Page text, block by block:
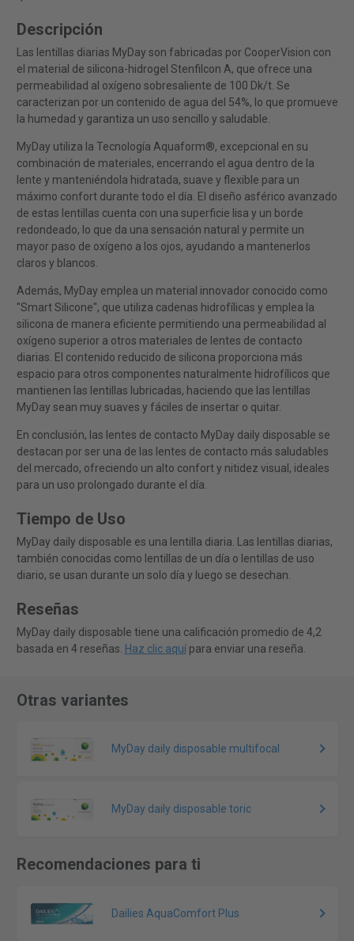
Descripción
Las lentillas diarias MyDay son fabricadas por CooperVision con
el material de silicona-hidrogel Stenfilcon A, que ofrece una
permeabilidad al oxígeno sobresaliente de 100 Dk/t. Se
caracterizan por un contenido de agua del 54%, lo que promueve
la humedad y garantiza un uso sencillo y saludable.
MyDay utiliza la Tecnología Aquaform®, excepcional en su
combinación de materiales, encerrando el agua dentro de la
lente y manteniéndola hidratada, suave y flexible para un
máximo confort durante todo el día. El diseño asférico avanzado
de estas lentillas cuenta con una superficie lisa y un borde
redondeado, lo que da una sensación natural y permite un
mayor paso de oxígeno a los ojos, ayudando a mantenerlos
claros y blancos.
Además, MyDay emplea un material innovador conocido como
"Smart Silicone", que utiliza cadenas hidrofílicas y emplea la
silicona de manera eficiente permitiendo una permeabilidad al
oxígeno superior a otros materiales de lentes de contacto
diarias. El contenido reducido de silicona proporciona más
espacio para otros componentes naturalmente hidrofílicos que
mantienen las lentillas lubricadas, haciendo que las lentillas
MyDay sean muy suaves y fáciles de insertar o quitar.
En conclusión, las lentes de contacto MyDay daily disposable se
destacan por ser una de las lentes de contacto más saludables
del mercado, ofreciendo un alto confort y nitidez visual, ideales
para un uso prolongado durante el día.
Tiempo de Uso
MyDay daily disposable es una lentilla diaria. Las lentillas diarias,
también conocidas como lentillas de un día o lentillas de uso
diario, se usan durante un solo día y luego se desechan.
Reseñas
MyDay daily disposable tiene una calificación promedio de 4,2
basada en 4 reseñas. Haz clic aquípara enviar una reseña.
Otras variantes
MyDay daily disposable multifocal
MyDay daily disposable toric
Recomendaciones para ti
Dailies AquaComfort Plus